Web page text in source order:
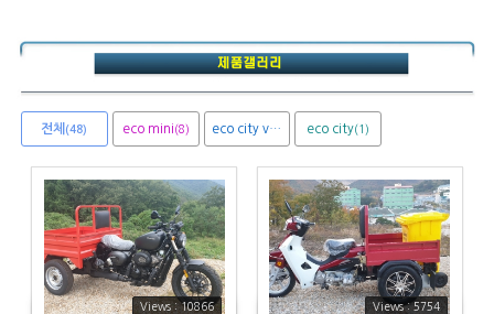
전체 (48) eco mini (8) eco city van eco city(1)
Views : 10866
10866
Views : 5754
5754